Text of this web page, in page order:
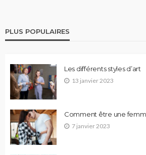
PLUS POPULAIRES
Les différents styles d’art
13 janvier 2023
Comment être une
7 janvier 2023